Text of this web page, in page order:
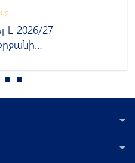
է 2026/27